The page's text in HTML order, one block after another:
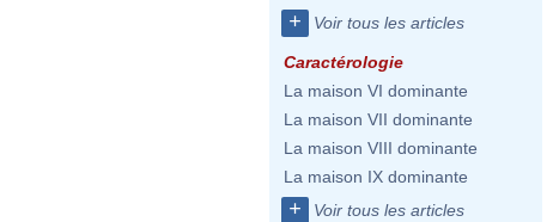
+ Voir tous les articles
Caractérologie
La maison VI dominante
La maison VII dominante
La maison VIII dominante
La maison IX dominante
+ Voir tous les articles